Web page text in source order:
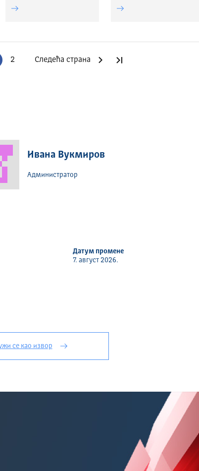
2 Следећа страна
Ивана Вукмиров
Администратор
Датум промене
7. август 2026.
се као извор